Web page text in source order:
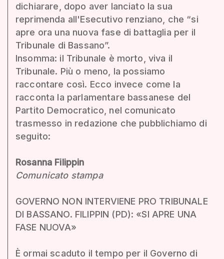
dichiarare, dopo aver lanciato la sua
reprimenda all'Esecutivo renziano, che “si
apre ora una nuova fase di battaglia per il
Tribunale di Bassano”.
Insomma: il Tribunale è morto, viva il
Tribunale. Più o meno, la possiamo
raccontare così. Ecco invece come la
racconta la parlamentare bassanese del
Partito Democratico, nel comunicato
trasmesso in redazione che pubblichiamo di
seguito:
Rosanna Filippin
Comunicato stampa
GOVERNO NON INTERVIENE PRO TRIBUNALE
DI BASSANO. FILIPPIN (PD): «SI APRE UNA
FASE NUOVA»
È ormai scaduto il tempo per il Governo di